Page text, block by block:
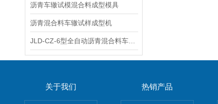
沥青车辙试模混合料成型模具
沥青混合料车辙试样成型机
关于我们 热销产品